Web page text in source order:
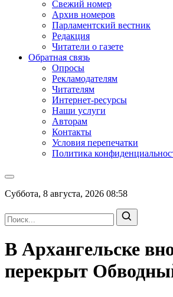
Свежий номер
Архив номеров
Парламентский вестник
Редакция
Читатели о газете
Обратная связь
Опросы
Рекламодателям
Читателям
Интернет-ресурсы
Наши услуги
Авторам
Контакты
Условия перепечатки
Политика
Суббота, 8 августа, 2026 08:58
В Архангельске
перекрыт